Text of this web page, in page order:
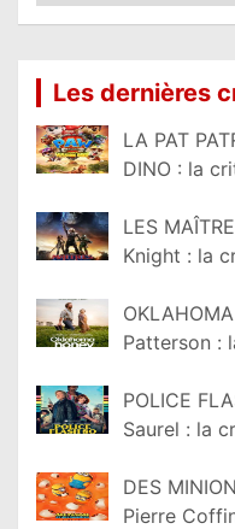
Les dernières
LA PAT
DINO : la
LES
Knight : la
Patterson :
POLICE
Saurel : la
DES
Pierre